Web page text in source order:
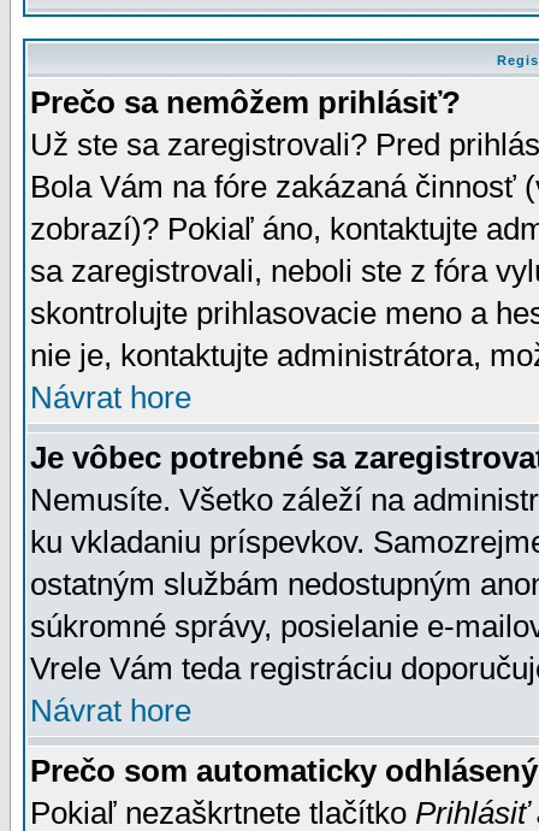
Prečo sa nemôžem prihlásiť?
Už ste sa zaregistrovali? Pred
Bola Vám na fóre zakázaná činnosť
zobrazí)? Pokiaľ áno, kontaktujte
sa zaregistrovali, neboli ste z fóra
skontrolujte prihlasovacie meno a
nie je, kontaktujte administrátora,
Návrat hore
Je vôbec potrebné sa
Nemusíte. Všetko záleží na
ku vkladaniu príspevkov.
ostatným službám nedostupným
súkromné správy, posielanie e-
Vrele Vám teda registráciu
Návrat hore
Prečo som automaticky
Pokiaľ nezaškrtnete tlačítko Prihlásiť